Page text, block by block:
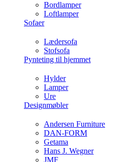
Bordlamper
Loftlamper
Sofaer
Lædersofa
Stofsofa
Pynteting til hjemmet
Hylder
Lamper
Ure
Designmøbler
Andersen Furniture
DAN-FORM
Getama
Hans J. Wegner
JMF